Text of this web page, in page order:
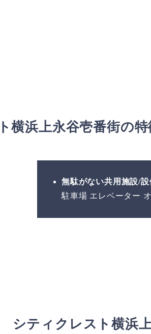
横浜上永谷壱番街の特
無駄がない共用施設/設
駐車場 エレベーター
シティクレスト横浜